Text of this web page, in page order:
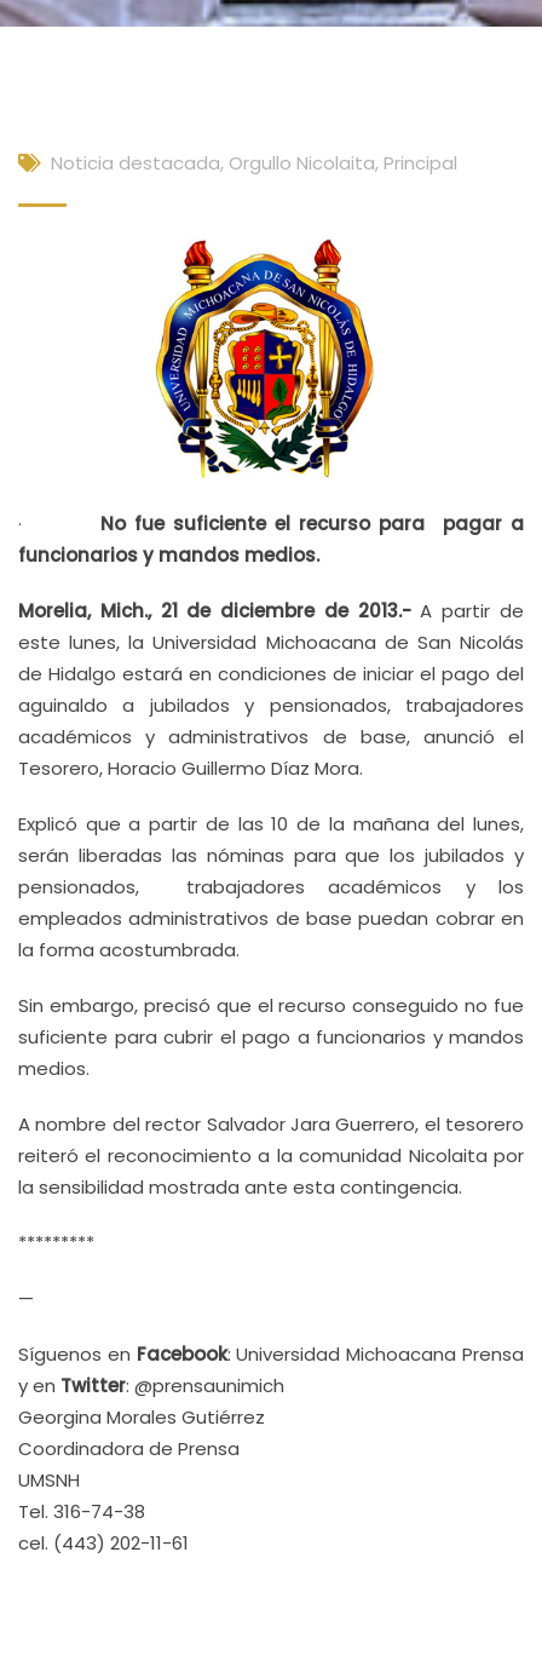
Noticia destacada, Orgullo Nicolaita, Principal
· No fue suficiente el recurso para pagar a
funcionarios y mandos medios.
Morelia, Mich., 21 de diciembre de 2013.-A partir de
este lunes, la Universidad Michoacana de San Nicolás
de Hidalgo estará en condiciones de iniciar el pago del
aguinaldo a jubilados y pensionados, trabajadores
académicos y administrativos de base, anunció el
Tesorero, Horacio Guillermo Díaz Mora.
Explicó que a partir de las 10 de la mañana del lunes,
serán liberadas las nóminas para que los jubilados y
pensionados, trabajadores académicos y los
empleados administrativos de base puedan cobrar en
la forma acostumbrada.
Sin embargo, precisó que el recurso conseguido no fue
suficiente para cubrir el pago a funcionarios y mandos
medios.
A nombre del rector Salvador Jara Guerrero, el tesorero
reiteró el reconocimiento a la comunidad Nicolaita por
la sensibilidad mostrada ante esta contingencia.
*********
—
Síguenos en Facebook: Universidad Michoacana Prensa
y en Twitter: @prensaunimich
Georgina Morales Gutiérrez
Coordinadora de Prensa
UMSNH
Tel. 316-74-38
cel. (443) 202-11-61